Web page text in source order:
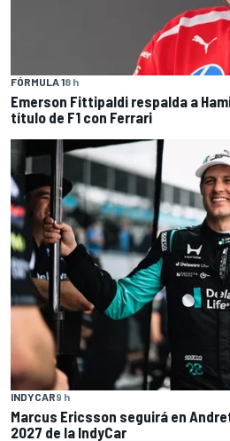
FÓRMULA 18 h
Emerson Fittipaldi respalda a
título de F1 con Ferrari
INDYCAR9 h
Marcus Ericsson seguirá en
2027 de la IndyCar